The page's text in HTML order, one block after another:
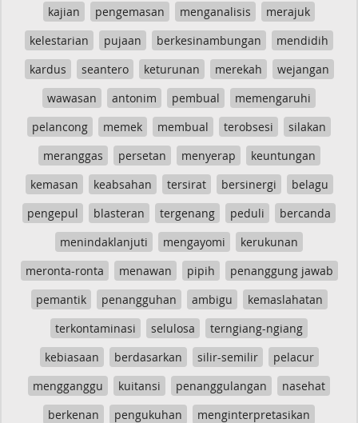
kajian
pengemasan menganalisis
merajuk
kelestarian
pujaan berkesinambungan
mendidih
kardus
seantero keturunan merekah
wejangan
wawasan
antonim pembual
memengaruhi
pelancong
memek membual terobsesi
silakan
meranggas
persetan menyerap
keuntungan
kemasan
keabsahan tersirat bersinergi
belagu
pengepul
blasteran tergenang peduli
bercanda
menindaklanjuti
mengayomi
kerukunan
meronta-ronta
menawan pipih
penanggung jawab
pemantik
penangguhan ambigu
kemaslahatan
terkontaminasi
selulosa
terngiang-ngiang
kebiasaan
berdasarkan silir-semilir
pelacur
mengganggu
kuitansi penanggulangan
nasehat
berkenan
pengukuhan menginterpretasikan